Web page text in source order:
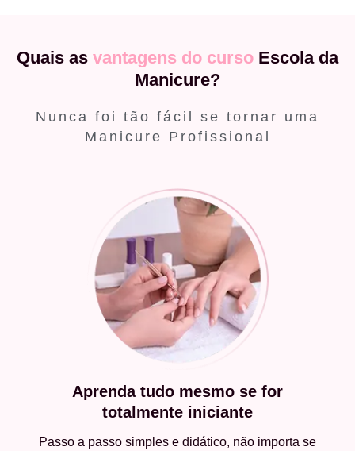
Quais as vantagens do curso Escola da
Manicure?
Nunca foi tão fácil se tornar uma
Manicure Profissional
Aprenda tudo mesmo se for
totalmente iniciante
Passo a passo simples e didático, não importa se